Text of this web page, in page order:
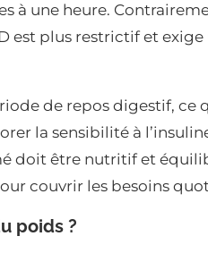
à une heure.
est plus restrictif et
de repos digestif,
la sensibilité à
doit être nutritif et
couvrir les besoins
poids ?